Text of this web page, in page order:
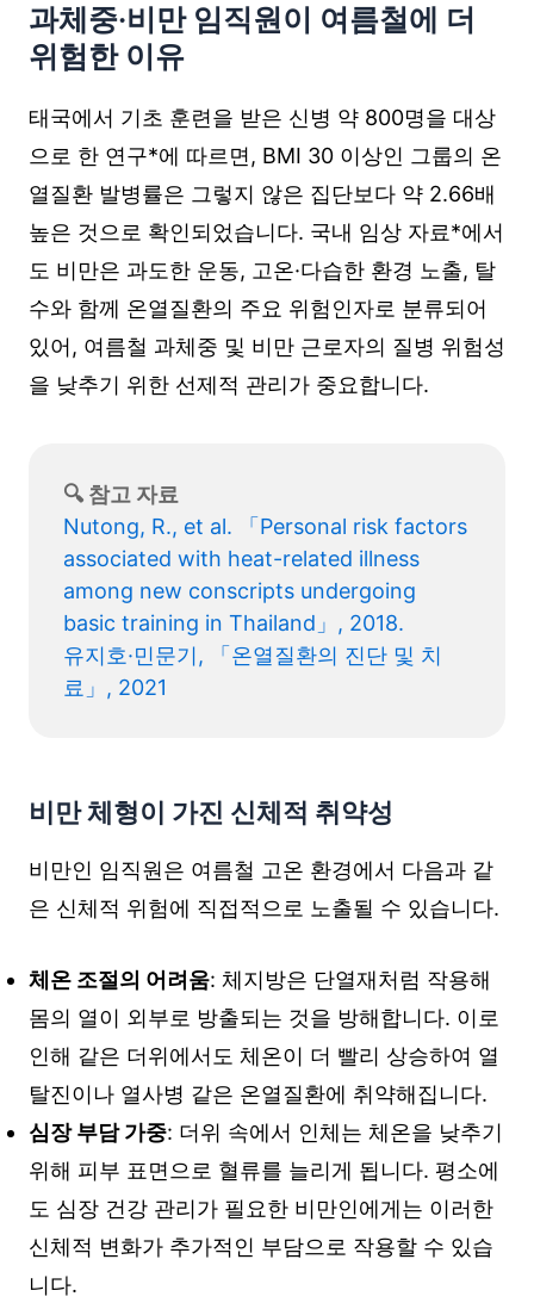
과체중·비만 임직원이 여름철에 더
위험한 이유
태국에서 기초 훈련을 받은 신병 약 800명을 대상
으로 한 연구*에 따르면, BMI 30 이상인 그룹의 온
열질환 발병률은 그렇지 않은 집단보다 약 2.66배
높은 것으로 확인되었습니다. 국내 임상 자료*에서
도 비만은 과도한 운동, 고온·다습한 환경 노출, 탈
수와 함께 온열질환의 주요 위험인자로 분류되어
있어, 여름철 과체중 및 비만 근로자의 질병 위험성
을 낮추기 위한 선제적 관리가 중요합니다.
🔍 참고 자료
Nutong, R., et al. 「Personal risk factors
associated with heat-related illness
among new conscripts undergoing
basic training in Thailand」, 2018.
유지호·민문기, 「온열질환의 진단 및 치
료」, 2021
비만 체형이 가진 신체적 취약성
비만인 임직원은 여름철 고온 환경에서 다음과 같
은 신체적 위험에 직접적으로 노출될 수 있습니다.
체온 조절의 어려움: 체지방은 단열재처럼 작용해
몸의 열이 외부로 방출되는 것을 방해합니다. 이로
인해 같은 더위에서도 체온이 더 빨리 상승하여 열
탈진이나 열사병 같은 온열질환에 취약해집니다.
심장 부담 가중: 더위 속에서 인체는 체온을 낮추기
위해 피부 표면으로 혈류를 늘리게 됩니다. 평소에
도 심장 건강 관리가 필요한 비만인에게는 이러한
신체적 변화가 추가적인 부담으로 작용할 수 있습
니다.